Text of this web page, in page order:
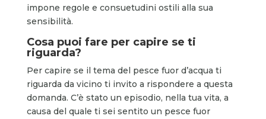
impone regole e consuetudini ostili alla sua
sensibilità.
Cosa puoi fare per capire se ti
riguarda?
Per capire se il tema del pesce fuor d’acqua ti
riguarda da vicino ti invito a rispondere a questa
domanda. C’è stato un episodio, nella tua vita, a
causa del quale ti sei sentito un pesce fuor